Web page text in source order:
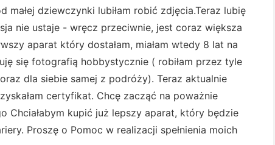
małej dziewczynki lubiłam robić zdjęcia.Teraz lubię
nie ustaje - wręcz przeciwnie, jest coraz większa
aparat który dostałam, miałam wtedy 8 lat na
się fotografią hobbystycznie ( robiłam przez tyle
dla siebie samej z podróży). Teraz aktualnie
certyfikat. Chcę zacząć na poważnie
Chciałabym kupić już lepszy aparat, który będzie
Proszę o Pomoc w realizacji spełnienia moich